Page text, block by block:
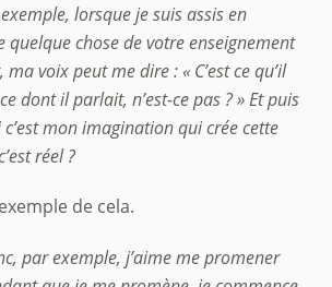
lorsque je suis assis en
chose de votre enseignement
ma voix peut me dire : « C’est ce qu’il
dont il parlait, n’est-ce pas ? » Et puis
mon imagination qui crée cette
réel ?
de cela.
par exemple, j’aime me promener
Top